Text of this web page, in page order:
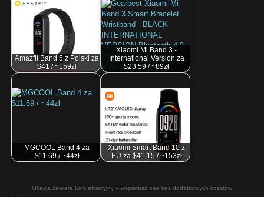
Amazfit Band 5 z Polski za
$41 / ~159zł
Xiaomi Mi Band 3 -
International Version za
$23.59 / ~89zł
MGCOOL Band 4 za
$11.69 / ~44zł
Xiaomi Smart Band 10 z
EU za $41.15 / ~153zł
Okazja zawiera Link afiliacyjny – wspierasz nas bez dodatkowych kosztów